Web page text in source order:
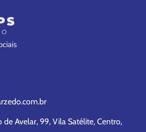
de Avelar, 99, Vila Satélite, Centro,